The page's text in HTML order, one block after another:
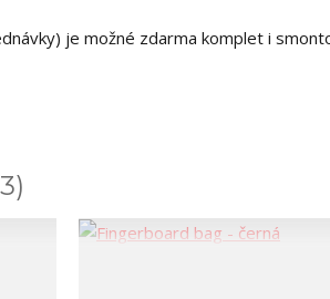
je možné zdarma komplet i
3